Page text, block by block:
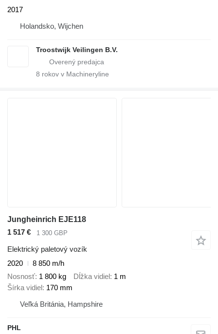
2017
Holandsko, Wijchen
Troostwijk Veilingen B.V.
8 rokov v Machineryline
Jungheinrich EJE118
1 517 €
1 300 GBP
Elektrický paletový vozík
2020
8 850 m/h
Nosnosť 1 800 kg Dĺžka vidiel 1 m
Šírka vidiel 170 mm
Veľká Británia, Hampshire
PHL